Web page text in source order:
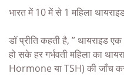
भारत में 10 में से 1 महिला
डॉ प्रीति कहती है, ” थायराइड
हो सके हर गर्भवती महिला का
Hormone या TSH) की जाँच